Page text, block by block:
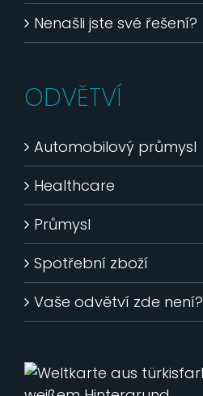
Nenašli jste své řešení?
ODVĚTVÍ
Automobilový průmysl
Healthcare
Průmysl
Spotřební zboží
Vaše odvětví zde není?